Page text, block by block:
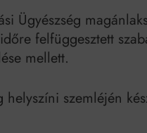
Ügyészség
felfüggesztett
mellett.
szemléjén